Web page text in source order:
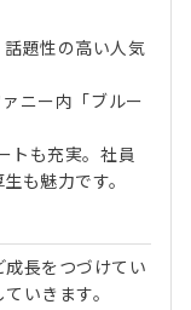
題性の高い人気
ニー内「ブルー
トも充実。社員
も魅力です。
長をつづけてい
いきます。